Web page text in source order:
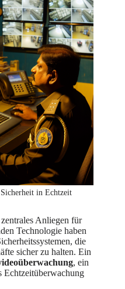
in Echtzeit
Anliegen für
Technologie haben
die
sicher zu halten. Ein
, ein
Echtzeitüberwachung